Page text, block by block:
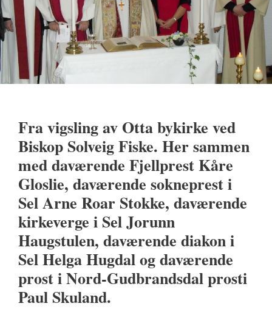
Fra vigsling av Otta bykirke ved
Biskop Solveig Fiske. Her sammen
med daværende Fjellprest Kåre
Gloslie, daværende sokneprest i
Sel Arne Roar Stokke, daværende
kirkeverge i Sel Jorunn
Haugstulen, daværende diakon i
Sel Helga Hugdal og daværende
prost i Nord-Gudbrandsdal prosti
Paul Skuland.